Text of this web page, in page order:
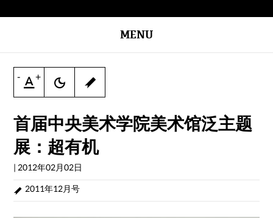
MENU
- +
首届中央美术学院美术馆泛主题
展：超有机
| 2012年02月02日
2011年12月号